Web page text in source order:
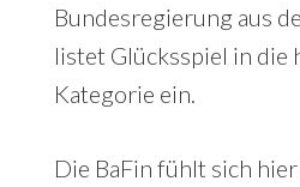
Bundesregierung aus
listet Glücksspiel in die
Kategorie ein.
Die BaFin fühlt sich